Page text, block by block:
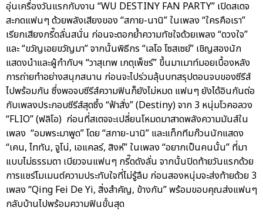
อุ่นเครื่องวันแรกกับงาน “WU DESTINY FAN PARTY” เปิดสเตจ
สะกดแฟนๆ ด้วยพลังเสียงของ “สกาย-นานิ” ในเพลง “ใครคือเรา”
เรียกเสียงกรี๊ดลั่นสนั่น ก่อนจะตอกย้ำความทัชใจด้วยเพลง “ดวงใจ”
และ “ขวัญเอยขวัญมา” จากนั้นพิธีกร “เลโอ โซสเซย์” เชิญสองนัก
แสดงนำและผู้กำกับฯ “วาสุเทพ เกตุเพ็ชร์” ขึ้นมาเมาท์มอยเบื้องหลัง
การถ่ายทำอย่างสนุกสนาน ก่อนจะไปร่วมลุ้นบทสรุปตอนจบของซีรีส์
ไปพร้อมกัน ซึ่งพอจบซีรีส์ความฟินก็ยังไม่หมด แฟนๆ ยังได้อินกันต่อ
กับเพลงประกอบซีรีส์สุดซึ้ง “ฟ้าสั่ง” (Destiny) จาก 3 หนุ่มโวคอลวง
“FLIO” (ฟลิโอ) ก่อนที่สเตจจะเปลี่ยนโหมดมาสาดพลังความมันส์ใน
เพลง “อมพระมาพูด” โดย “สกาย-นานิ” และแท็กทีมก๊วนนักแสดง
“เคน, ไททัน, จูโน่, เอแคลร์, สิงห์” ในเพลง “อยากเป็นคนนั้น” ที่มา
แบบไม่ธรรมดา เบียวจนแฟนๆ กรี๊ดดังลั่น จากนั้นปิดท้ายวันแรกด้วย
การแชร์โมเมนต์ความประทับใจที่ไม่รู้ลืม ก่อนสองหนุ่มจะส่งท้ายด้วย 3
เพลง “Qing Fei De Yi, สิ่งสำคัญ, ข้างกัน” พร้อมขอบคุณส่งแฟนๆ
กลับบ้านไปพร้อมความฟินขั้นสุด